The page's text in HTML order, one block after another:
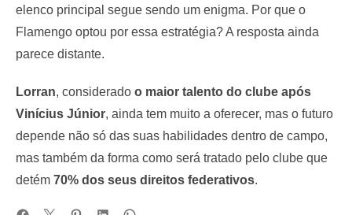
elenco principal segue sendo um enigma. Por que o
Flamengo optou por essa estratégia? A resposta ainda
parece distante.
Lorran, considerado o maior talento do clube após
Vinícius Júnior, ainda tem muito a oferecer, mas o futuro
depende não só das suas habilidades dentro de campo,
mas também da forma como será tratado pelo clube que
detém 70% dos seus direitos federativos.